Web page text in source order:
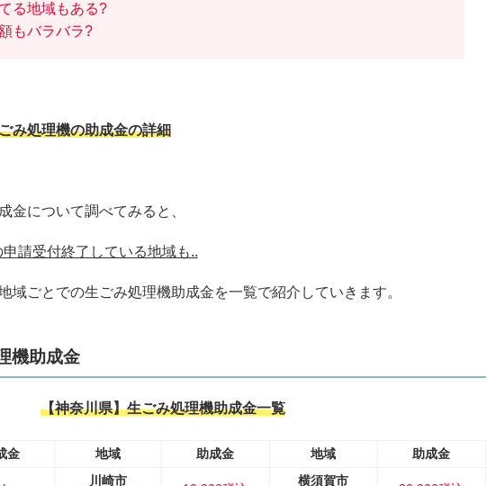
る地域もある?
もバラバラ?
み処理機の助成金の詳細
金について調べてみると、
請受付終了している地域も..
域ごとでの生ごみ処理機助成金を一覧で紹介していきます。
機助成金
【神奈川県】生ごみ処理機助成金一覧
金 地域 助成金 地域 助成金
川崎市
横須賀市